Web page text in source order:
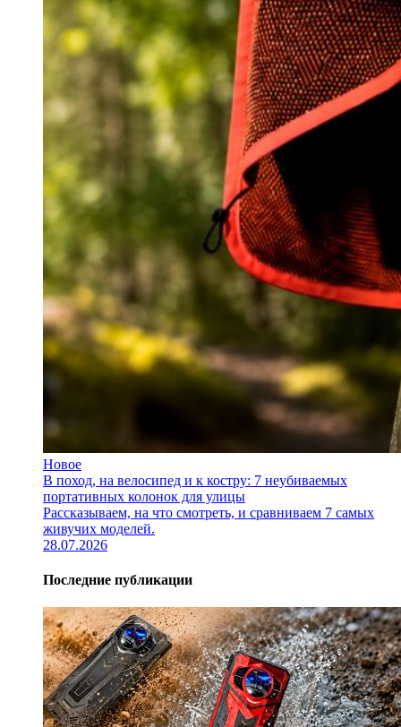
Новое
В поход, на велосипед и к костру: 7 неубиваемых
портативных колонок для улицы
Рассказываем, на что смотреть, и сравниваем 7 самых
живучих моделей.
28.07.2026
Последние публикации